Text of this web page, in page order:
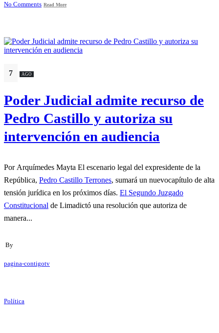
No Comments Read More
7 AGO
Poder Judicial admite recurso de
Pedro Castillo y autoriza su
intervención en audiencia
Por Arquímedes Mayta El escenario legal del expresidente de la
República, Pedro Castillo Terrones, sumará un nuevocapítulo de alta
tensión jurídica en los próximos días. El Segundo Juzgado
Constitucional de Limadictó una resolución que autoriza de
manera...
By
pagina-contigotv
Política